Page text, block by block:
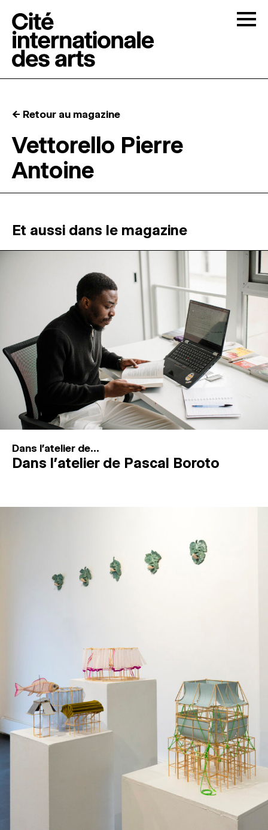
RÉSIDENCES ↓
ESPACES DE PRATIQUE ARTISTIQUE ↓
Recherche
Connexion
↓
← Retour au magazine
Vettorello Pierre
Antoine
Et aussi dans le magazine
Dans l'atelier de...
Dans l’atelier de Pascal Boroto